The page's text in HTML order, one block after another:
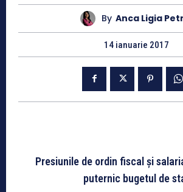
By Anca Ligia
14 ianuarie 2017
Presiunile de ordin fiscal și
puternic bugetul de